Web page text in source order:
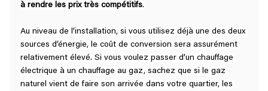
à rendre les prix très compétitifs.
Au niveau de l’installation, si vous utilisez déjà une des deux
sources d’énergie, le coût de conversion sera assurément
relativement élevé. Si vous voulez passer d’un chauffage
électrique à un chauffage au gaz, sachez que si le gaz
naturel vient de faire son arrivée dans votre quartier, les